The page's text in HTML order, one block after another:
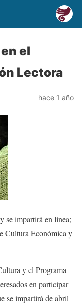
el
Lectora
hace 1 año
se impartirá en línea;
Cultura Económica y
y el Programa
en participar
se impartirá de abril